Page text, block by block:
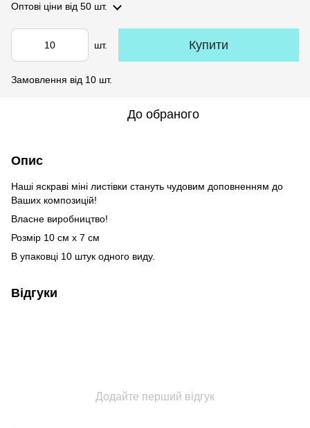
Оптові ціни від 50 шт.
шт. Купити
Замовлення від 10 шт.
До обраного
Опис
Наші яскраві міні листівки стануть чудовим доповненням до
Ваших композицій!
Власне виробництво!
Розмір 10 см х 7 см
В упаковці 10 штук одного виду.
Відгуки
Додайте перший відгук